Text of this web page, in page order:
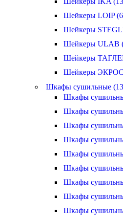
Шейкеры LOIP
Шейкеры
Шейкеры ULAB
Шейкеры
Шейкеры
Шкафы сушильные
Шкафы
Шкафы
Шкафы
Шкафы
Шкафы
Шкафы
Шкафы
Шкафы
Шкафы